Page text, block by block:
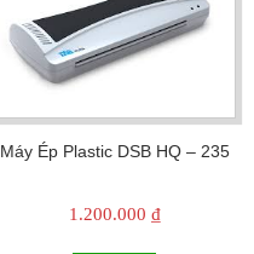
Máy Ép Plastic DSB HQ – 235
1.200.000 ₫